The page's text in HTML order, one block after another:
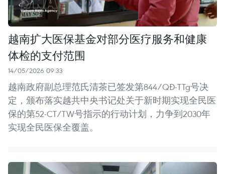
越南扩大医保基金对部分医疗服务和健康
体检的支付范围
14/05/2026 09:33
越南政府副总理范氏清茶已签发第844/QĐ-TTg号决
定，颁布落实越共中央书记处关于新时期实现全民医
保的第52-CT/TW号指示的行动计划，力争到2030年
实现全民医保全覆盖。